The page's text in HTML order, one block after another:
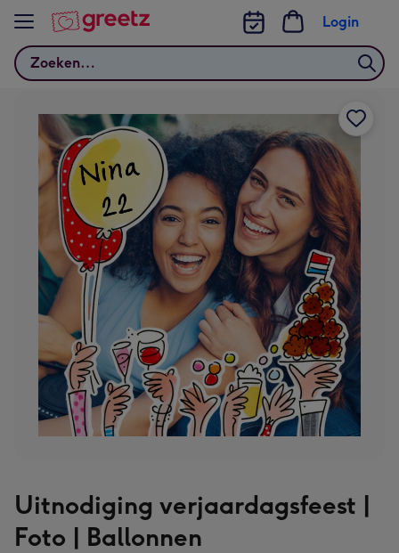
Bekijk meer
Zoeken
Login
Uitnodiging verjaardagsfeest |
Foto | Ballonnen